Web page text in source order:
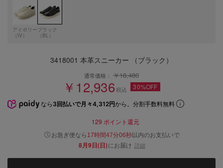
アイボリー
（IV）
ブラック
（BL）
3418001 本革スニーカー （ブラック）
通常価格： ￥18,480
￥12,936税込 30%OFF
なら 3回払いで月々4,312円から。分割手数料無料
129 ポイント還元
お急ぎ便なら 17時間47分05秒以内のお支払いで
8月9日(日)にお届け 詳細